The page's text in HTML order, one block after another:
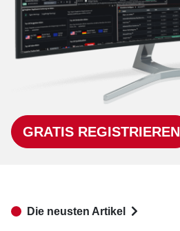
GRATIS REGISTRIEREN
Die neusten Artikel